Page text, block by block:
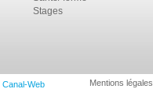
Stages
Canal-Web Mentions légales